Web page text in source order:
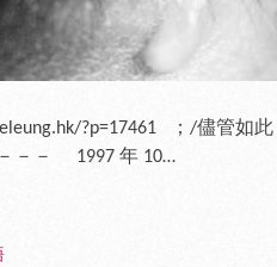
?p=17461 ；/儘管如
－－ 1997 年 10…